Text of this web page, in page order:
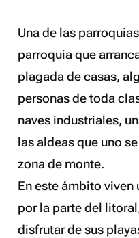
Una de las
parroquia que
plagada de casas,
personas de toda
naves industriales,
las aldeas que uno
zona de monte.
En este ámbito viven
por la parte del
disfrutar de sus